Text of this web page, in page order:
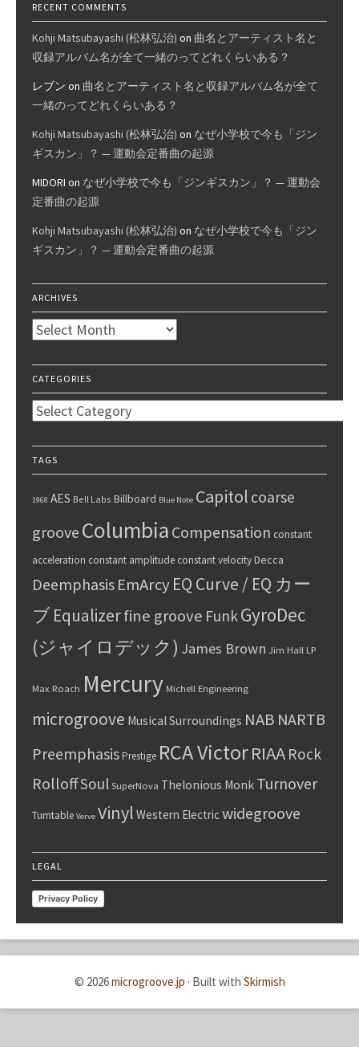
RECENT COMMENTS
Kohji Matsubayashi (松林弘治) on 曲名とアーティスト名と
収録アルバム名が全て一緒のってどれくらいある？
レブン on 曲名とアーティスト名と収録アルバム名が全て
一緒のってどれくらいある？
Kohji Matsubayashi (松林弘治) on なぜ小学校で今も「ジン
ギスカン」？ — 運動会定番曲の起源
MIDORI on なぜ小学校で今も「ジンギスカン」？ — 運動会
定番曲の起源
Kohji Matsubayashi (松林弘治) on なぜ小学校で今も「ジン
ギスカン」？ — 運動会定番曲の起源
ARCHIVES
Archives
CATEGORIES
Categories
TAGS
1968 AES Bell Labs Billboard Blue Note Capitol coarse
groove Columbia Compensation constant
acceleration constant amplitude constant velocityDecca
Deemphasis EmArcyEQ Curve / EQ カー
ブEqualizerfine groove FunkGyroDec
(ジャイロデック) James Brown Jim Hall LP
Max Roach Mercury Michell Engineering
microgroove Musical Surroundings NAB NARTB
PreemphasisPrestige RCA VictorRIAA Rock
RolloffSoul SuperNova Thelonious Monk Turnover
Turntable Verve Vinyl Western Electricwidegroove
LEGAL
Privacy Policy
© 2026microgroove.jp · Built with Skirmish